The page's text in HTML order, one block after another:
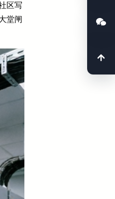
区写
堂闸